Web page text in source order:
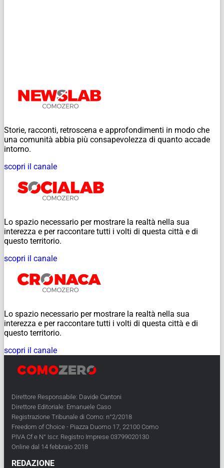
Storie, racconti, retroscena e approfondimenti in modo che
una comunità abbia più consapevolezza di quanto accade
intorno.
scopri il canale
Lo spazio necessario per mostrare la realtà nella sua
interezza e per raccontare tutti i volti di questa città e di
questo territorio.
scopri il canale
Lo spazio necessario per mostrare la realtà nella sua
interezza e per raccontare tutti i volti di questa città e di
questo territorio.
scopri il canale
Direttore Responsabile: Davide Cantoni
Direttore Editoriale: Emanuele Caso
Registrazione Tribunale di Como: n°2/2018
Freedom of Choice - Piazza Duomo 17, 22100 Como
PIVA Cf e N° Iscr. Registro Imprese 03799020130
Online dal 14 febbraio 2018
REDAZIONE